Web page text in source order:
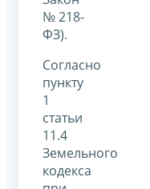
№ 218-
ФЗ).
Согласно
пункту
1
статьи
11.4
Земельного
кодекса